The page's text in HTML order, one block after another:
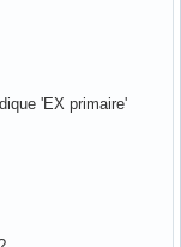
'EX primaire'